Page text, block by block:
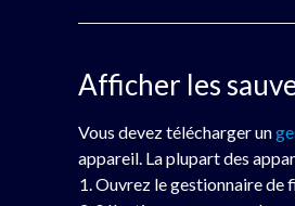
Afficher les
Vous devez télécharger un
appareil. La plupart des
Ouvrez le gestionnaire de